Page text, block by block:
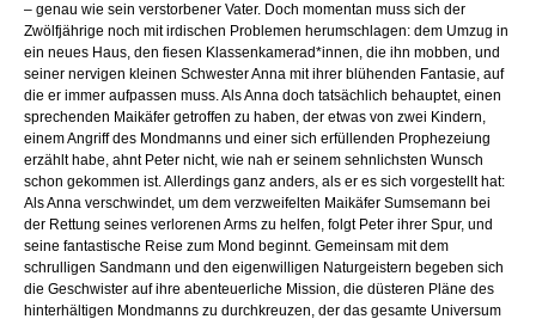
– genau wie sein verstorbener Vater. Doch momentan muss sich der
Zwölfjährige noch mit irdischen Problemen herumschlagen: dem Umzug in
ein neues Haus, den fiesen Klassenkamerad*innen, die ihn mobben, und
seiner nervigen kleinen Schwester Anna mit ihrer blühenden Fantasie, auf
die er immer aufpassen muss. Als Anna doch tatsächlich behauptet, einen
sprechenden Maikäfer getroffen zu haben, der etwas von zwei Kindern,
einem Angriff des Mondmanns und einer sich erfüllenden Prophezeiung
erzählt habe, ahnt Peter nicht, wie nah er seinem sehnlichsten Wunsch
schon gekommen ist. Allerdings ganz anders, als er es sich vorgestellt hat:
Als Anna verschwindet, um dem verzweifelten Maikäfer Sumsemann bei
der Rettung seines verlorenen Arms zu helfen, folgt Peter ihrer Spur, und
seine fantastische Reise zum Mond beginnt. Gemeinsam mit dem
schrulligen Sandmann und den eigenwilligen Naturgeistern begeben sich
die Geschwister auf ihre abenteuerliche Mission, die düsteren Pläne des
hinterhältigen Mondmanns zu durchkreuzen, der das gesamte Universum